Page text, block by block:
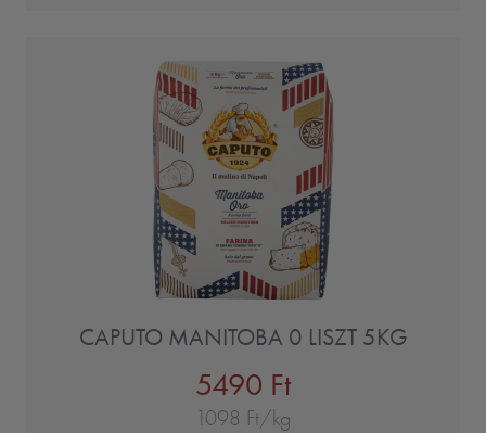
CAPUTO MANITOBA 0 LISZT 5KG
5490 Ft
1098 Ft/kg